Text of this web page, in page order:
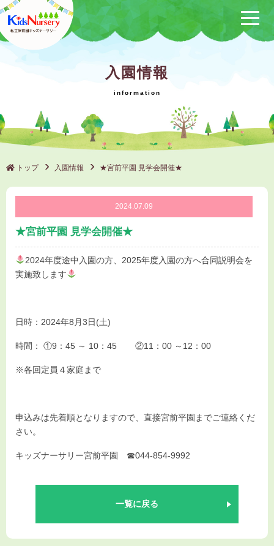
サービス概要
（保けいこ）
園の1日
年間行事
施設一覧
ブログ
採用情報
入園情報
トップ 入園情報 ★宮前平園 見学会開催★
2024.07.09
★宮前平園 見学会開催★
2024年度途中入園の方、2025年度入園の方へ合同説明会を
実施致します
日時：2024年8月3日(土)
時間： ①9：45 ～ 10：45 ②11：00 ～12：00
※各回定員４家庭まで
申込みは先着順となりますので、直接宮前平園までご連絡くだ
さい。
キッズナーサリー宮前平園 ☎044-854-9992
一覧に戻る